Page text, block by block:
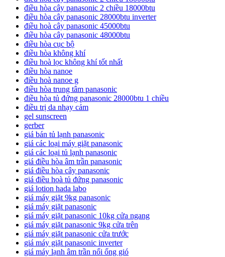
điều hòa cây panasonic 2 chiều 18000btu
điều hòa cây panasonic 28000btu inverter
điều hoà cây panasonic 45000btu
điều hòa cây panasonic 48000btu
điều hòa cục bộ
điều hòa không khí
điều hoà lọc không khí tốt nhất
điều hòa nanoe
điều hoà nanoe g
điều hòa trung tâm panasonic
điều hòa tủ đứng panasonic 28000btu 1 chiều
điều trị da nhạy cảm
gel sunscreen
gerber
giá bán tủ lạnh panasonic
giá các loại máy giặt panasonic
giá các loại tủ lạnh panasonic
giá điều hòa âm trần panasonic
giá điều hòa cây panasonic
giá điều hoà tủ đứng panasonic
giá lotion hada labo
giá máy giặt 9kg panasonic
giá máy giặt panasonic
giá máy giặt panasonic 10kg cửa ngang
giá máy giặt panasonic 9kg cửa trên
giá máy giặt panasonic cửa trước
giá máy giặt panasonic inverter
giá máy lạnh âm trần nối ống gió